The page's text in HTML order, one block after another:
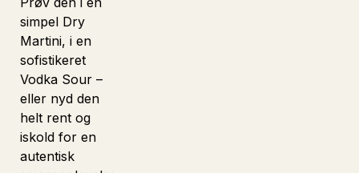
simpel Dry
Martini, i en
sofistikeret
Vodka Sour –
eller nyd den
helt rent og
iskold for en
autentisk